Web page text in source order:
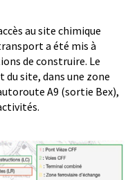
au site chimique
a été mis à
de construire. Le
site, dans une zone
A9 (sortie Bex),